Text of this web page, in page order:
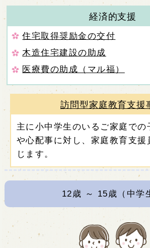
経済的支援
住宅取得奨励金の交付
木造住宅建設の助成
医療費の助成（マル福）
訪問型家庭教育支援
主に小中学生のいるご家庭での
や心配事に対し、家庭教育支援
じます。
12歳 ～ 15歳（中学